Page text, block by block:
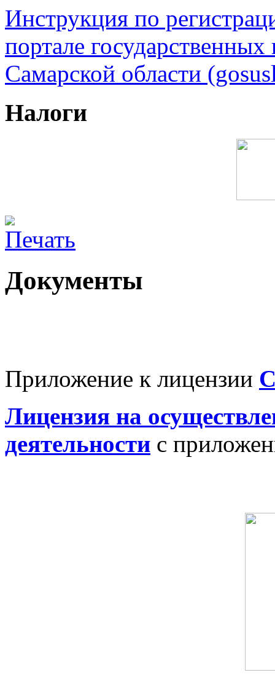
Инструкция по
портале
Самарской области
Налоги
Документы
Приложение к лицензии
Лицензия на
деятельности с